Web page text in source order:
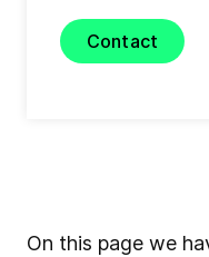
Contact
On this page we